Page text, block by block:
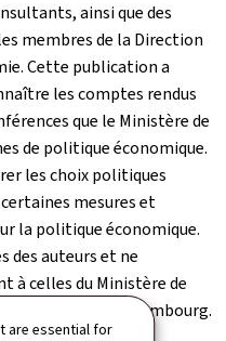
are essential for
ainsi que des
membres de la Direction
Cette publication a
les comptes rendus
que le Ministère de
de politique économique.
les choix politiques
mesures et
la politique économique.
des auteurs et ne
à celles du Ministère de
Duché de Luxembourg.